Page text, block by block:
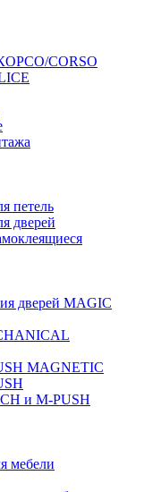
CORSO
петель
дверей
дверей MAGIC
MAGNETIC
и M-PUSH
мебели